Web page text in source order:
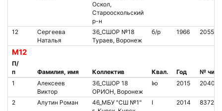
Оскол,
Старооскольский
р-н
12
Сергеева
Наталья
36_СШОР №18
Тураев, Воронеж
б/р 1966
М12
П/
п
Фамилия, имя Коллектив Квал. Год
№ чипа
1
Алексеев
Виктор
36_СШОР 18
ОРИОН, Воронеж
Iю 2015
2 Алутин Роман
46_МБУ "СШ №1"
I 2014